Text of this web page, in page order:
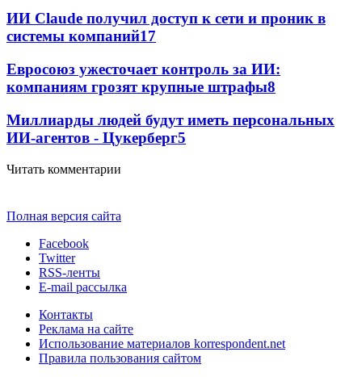
ИИ Claude получил доступ к сети и проник в
системы компаний17
Евросоюз ужесточает контроль за ИИ:
компаниям грозят крупные штрафы8
Миллиарды людей будут иметь персональных
ИИ-агентов - Цукерберг5
Читать комментарии
Полная версия сайта
Facebook
Twitter
RSS-ленты
E-mail рассылка
Контакты
Реклама на сайте
Использование материалов korrespondent.net
Правила пользования сайтом